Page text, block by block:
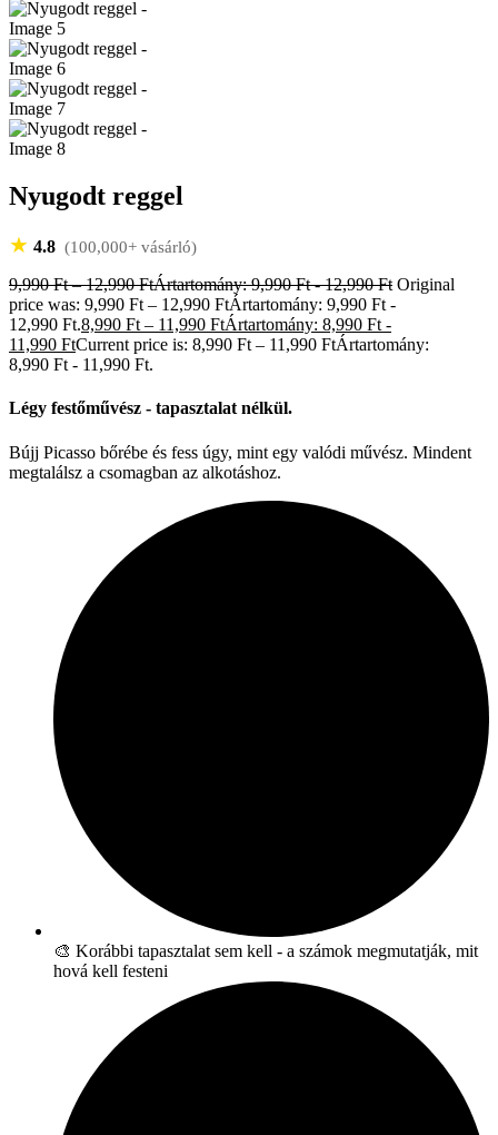
Nyugodt reggel
★ 4.8 (100,000+ vásárló)
9,990Ft – 12,990FtÁrtartomány: 9,990 Ft - 12,990 Ft Original
price was: 9,990 Ft – 12,990 FtÁrtartomány: 9,990 Ft -
12,990 Ft.8,990 Ft – 11,990 FtÁrtartomány: 8,990 Ft -
11,990 FtCurrent price is: 8,990 Ft – 11,990 FtÁrtartomány:
8,990 Ft - 11,990 Ft.
Légy festőművész - tapasztalat nélkül.
Bújj Picasso bőrébe és fess úgy, mint egy valódi művész. Mindent
megtalálsz a csomagban az alkotáshoz.
🎨 Korábbi tapasztalat sem kell - a számok megmutatják, mit
hová kell festeni